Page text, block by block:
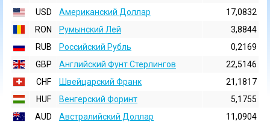
USD
Aмериканский Доллар
17,0832
RON
Румынский Лей
3,8844
RUB
Российский Рубль
0,2169
GBP
Английский Фунт Стерлингов
22,5146
CHF
Швейцарский Франк
21,1817
HUF
Венгерский Форинт
5,1755
AUD
Австралийский Доллар
11,0904